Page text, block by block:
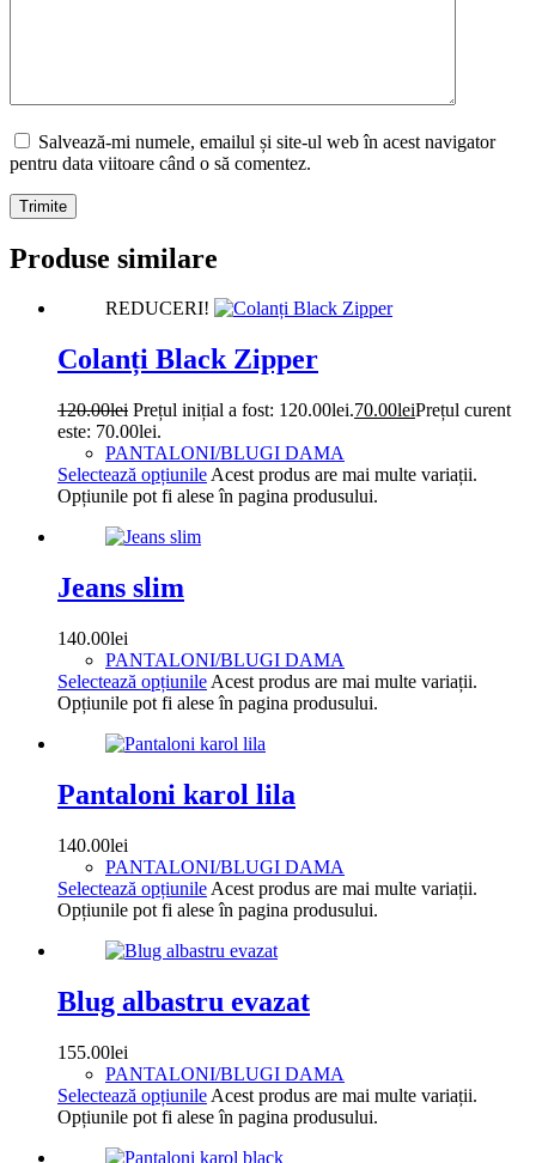
Salvează-mi numele, emailul și site-ul web în acest navigator
pentru data viitoare când o să comentez.
Trimite
Produse similare
REDUCERI!
Colanți Black Zipper
120.00lei Prețul inițial a fost: 120.00lei.70.00leiPrețul curent
este: 70.00lei.
PANTALONI/BLUGI DAMA
Selectează opțiunile Acest produs are mai multe variații.
Opțiunile pot fi alese în pagina produsului.
Jeans slim
140.00lei
PANTALONI/BLUGI DAMA
Selectează opțiunile Acest produs are mai multe variații.
Opțiunile pot fi alese în pagina produsului.
Pantaloni karol lila
140.00lei
PANTALONI/BLUGI DAMA
Selectează opțiunile Acest produs are mai multe variații.
Opțiunile pot fi alese în pagina produsului.
Blug albastru evazat
155.00lei
PANTALONI/BLUGI DAMA
Selectează opțiunile Acest produs are mai multe variații.
Opțiunile pot fi alese în pagina produsului.